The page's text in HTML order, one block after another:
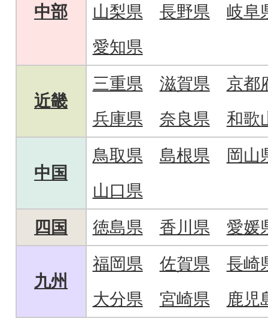
中部 山梨県 長野県
岐阜
愛知県
近畿
三重県 滋賀県
京都
兵庫県
奈良県 和歌
中国
鳥取県 島根県
岡山
山口県
四国
徳島県 香川県 愛媛
九州
福岡県 佐賀県
長崎
大分県
宮崎県
鹿児